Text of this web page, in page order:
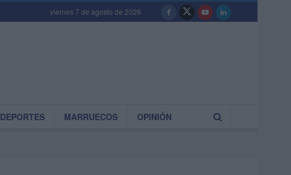
viernes 7 de agosto de 2026
DEPORTES MARRUECOS OPINIÓN